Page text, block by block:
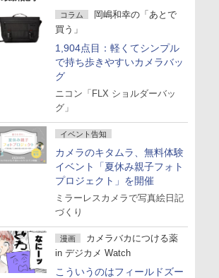
コラム
岡嶋和幸の「あとで
買う」
1,904点目：軽くてシンプル
で持ち歩きやすいカメラバッ
グ
ニコン「FLX ショルダーバッ
グ」
イベント告知
カメラのキタムラ、無料体験
イベント「夏休み親子フォト
プロジェクト」を開催
ミラーレスカメラで写真絵日記
づくり
漫画
カメラバカにつける薬
in デジカメ Watch
こういうのはフィールドズー